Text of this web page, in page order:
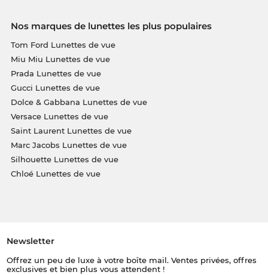
Nos marques de lunettes les plus populaires
Tom Ford Lunettes de vue
Miu Miu Lunettes de vue
Prada Lunettes de vue
Gucci Lunettes de vue
Dolce & Gabbana Lunettes de vue
Versace Lunettes de vue
Saint Laurent Lunettes de vue
Marc Jacobs Lunettes de vue
Silhouette Lunettes de vue
Chloé Lunettes de vue
Newsletter
Offrez un peu de luxe à votre boîte mail. Ventes privées, offres
exclusives et bien plus vous attendent !